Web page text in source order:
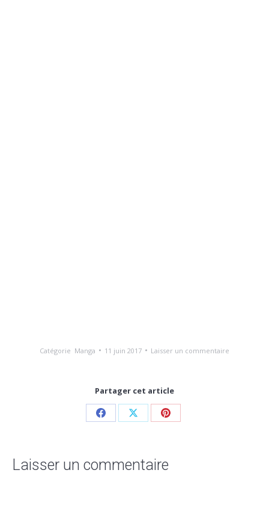
Catégorie Manga 11 juin 2017 Laisser un commentaire
Partager cet article
Laisser un commentaire